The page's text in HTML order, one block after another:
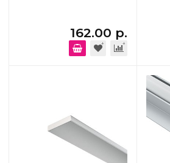
162.00 р.